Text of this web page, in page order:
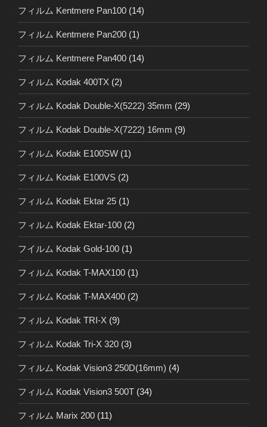
フィルム Kentmere Pan100 (14)
フィルム Kentmere Pan200 (1)
フィルム Kentmere Pan400 (14)
フィルム Kodak 400TX (2)
フィルム Kodak Double-X(5222) 35mm (29)
フィルム Kodak Double-X(7222) 16mm (9)
フィルム Kodak E100SW (1)
フィルム Kodak E100VS (2)
フィルム Kodak Ektar 25 (1)
フィルム Kodak Ektar-100 (2)
フイルム Kodak Gold-100 (1)
フィルム Kodak T-MAX100 (1)
フィルム Kodak T-MAX400 (2)
フィルム Kodak TRI-X (9)
フィルム Kodak Tri-X 320 (3)
フィルム Kodak Vision3 250D(16mm) (4)
フィルム Kodak Vision3 500T (34)
フィルム Marix 200 (11)